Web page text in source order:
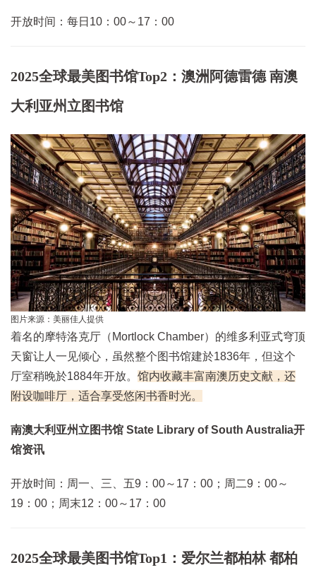
开放时间：每日10：00～17：00
2025全球最美图书馆Top2：澳洲阿德雷德 南澳
大利亚州立图书馆
图片来源：美丽佳人提供
着名的摩特洛克厅（Mortlock Chamber）的维多利亚式穹顶
天窗让人一见倾心，虽然整个图书馆建於1836年，但这个
厅室稍晚於1884年开放。 馆内收藏丰富南澳历史文献，还
附设咖啡厅，适合享受悠闲书香时光。
南澳大利亚州立图书馆 State Library of South Australia开
馆资讯
开放时间：周一、三、五9：00～17：00；周二9：00～
19：00；周末12：00～17：00
2025全球最美图书馆Top1：爱尔兰都柏林 都柏